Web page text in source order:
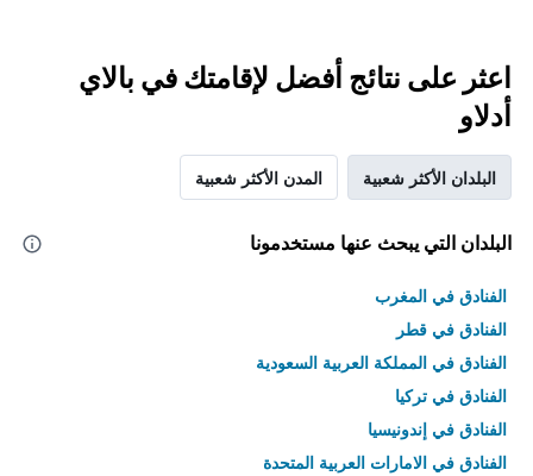
اعثر على نتائج أفضل لإقامتك في بالاي
أدلاو
البلدان الأكثر شعبية المدن الأكثر شعبية
البلدان التي يبحث عنها مستخدمونا
الفنادق في المغرب
الفنادق في قطر
الفنادق في المملكة العربية السعودية
الفنادق في تركيا
الفنادق في إندونيسيا
الفنادق في الامارات العربية المتحدة